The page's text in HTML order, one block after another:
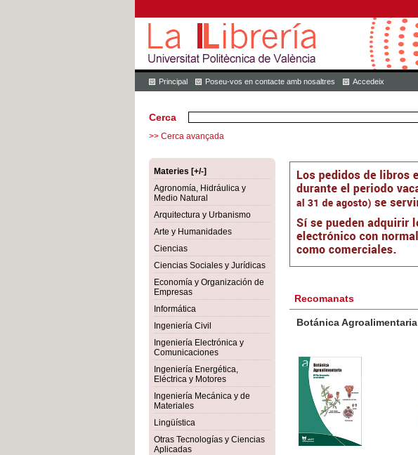
Principal Poseu-vos en contacte amb nosaltres Accedeix
Cerca
>> Cerca avançada
Materies [+/-]
Agronomía, Hidráulica y
Medio Natural
Arquitectura y Urbanismo
Arte y Humanidades
Ciencias
Ciencias Sociales y Jurídicas
Economía y Organización de
Empresas
Informática
Ingeniería Civil
Ingeniería Electrónica y
Comunicaciones
Ingeniería Energética,
Eléctrica y Motores
Ingeniería Mecánica y de
Materiales
Lingüística
Otras Tecnologías y Ciencias
Aplicadas
Recomanats
Botánica Agroalimentaria